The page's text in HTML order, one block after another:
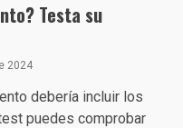
Testa su
2024
debería incluir los
puedes comprobar